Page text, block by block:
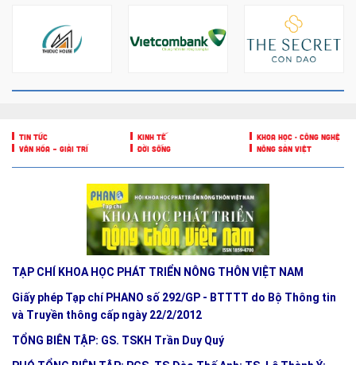
TIN TỨC KINH TẾ
KHOA HỌC - CÔNG NGHỆ
VĂN HÓA – GIẢI TRÍ
ĐỜI SỐNG NÔNG SẢN VIỆT
TẠP CHÍ KHOA HỌC PHÁT TRIỂN NÔNG THÔN VIỆT NAM
Giấy phép Tạp chí PHANO số 292/GP - BTTTT do Bộ Thông tin
và Truyền thông cấp ngày 22/2/2012
TỔNG BIÊN TẬP: GS. TSKH Trần Duy Quý